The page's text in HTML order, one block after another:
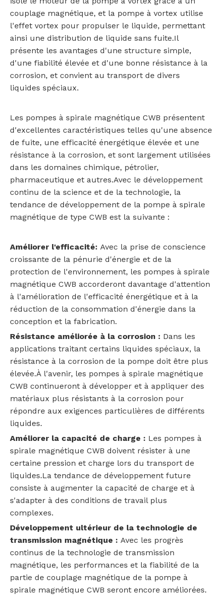
couplage magnétique, et la pompe à vortex utilise
l'effet vortex pour propulser le liquide, permettant
ainsi une distribution de liquide sans fuite.Il
présente les avantages d'une structure simple,
d'une fiabilité élevée et d'une bonne résistance à la
corrosion, et convient au transport de divers
liquides spéciaux.
Les pompes à spirale magnétique CWB présentent
d'excellentes caractéristiques telles qu'une absence
de fuite, une efficacité énergétique élevée et une
résistance à la corrosion, et sont largement utilisées
dans les domaines chimique, pétrolier,
pharmaceutique et autres.Avec le développement
continu de la science et de la technologie, la
tendance de développement de la pompe à spirale
magnétique de type CWB est la suivante :
Améliorer l'efficacité: Avec la prise de conscience
croissante de la pénurie d'énergie et de la
protection de l'environnement, les pompes à spirale
magnétique CWB accorderont davantage d'attention
à l'amélioration de l'efficacité énergétique et à la
réduction de la consommation d'énergie dans la
conception et la fabrication.
Résistance améliorée à la corrosion : Dans les
applications traitant certains liquides spéciaux, la
résistance à la corrosion de la pompe doit être plus
élevée.À l'avenir, les pompes à spirale magnétique
CWB continueront à développer et à appliquer des
matériaux plus résistants à la corrosion pour
répondre aux exigences particulières de différents
liquides.
Améliorer la capacité de charge : Les pompes à
spirale magnétique CWB doivent résister à une
certaine pression et charge lors du transport de
liquides.La tendance de développement future
consiste à augmenter la capacité de charge et à
s'adapter à des conditions de travail plus
complexes.
Développement ultérieur de la technologie de
transmission magnétique : Avec les progrès
continus de la technologie de transmission
magnétique, les performances et la fiabilité de la
partie de couplage magnétique de la pompe à
spirale magnétique CWB seront encore améliorées.